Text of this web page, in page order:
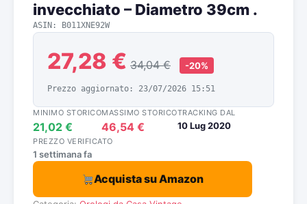
invecchiato – Diametro 39cm .
ASIN: B011XNE92W
27,28 € 34,04 € -20%
Prezzo aggiornato: 23/07/2026 15:51
MINIMO STORICO
21,02 €
MASSIMO STORICO
46,54 €
TRACKING DAL
10 Lug 2020
PREZZO VERIFICATO
1 settimana fa
Acquista su Amazon